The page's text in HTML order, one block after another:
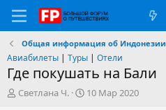
Общая информация об Индонезии
Авиабилеты | Туры | Отели
Где покушать на Бали
А
Светлана Ч.
Д
10 Мар 2020